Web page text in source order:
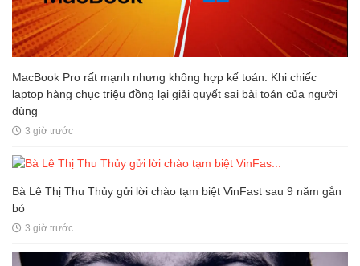
MacBook Pro rất mạnh nhưng không hợp kế toán: Khi chiếc
laptop hàng chục triệu đồng lại giải quyết sai bài toán của người
dùng
3 giờ trước
Bà Lê Thị Thu Thủy gửi lời chào tạm biệt VinFast sau 9 năm gắn
bó
3 giờ trước